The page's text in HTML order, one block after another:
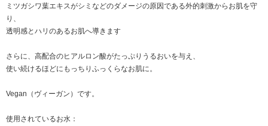
ミツガシワ葉エキスがシミなどのダメージの原因である外的刺激からお肌を守
り、
透明感とハリのあるお肌へ導きます
さらに、高配合のヒアルロン酸がたっぷりうるおいを与え、
使い続けるほどにもっちりふっくらなお肌に。
Vegan（ヴィーガン）です。
使用されているお水：